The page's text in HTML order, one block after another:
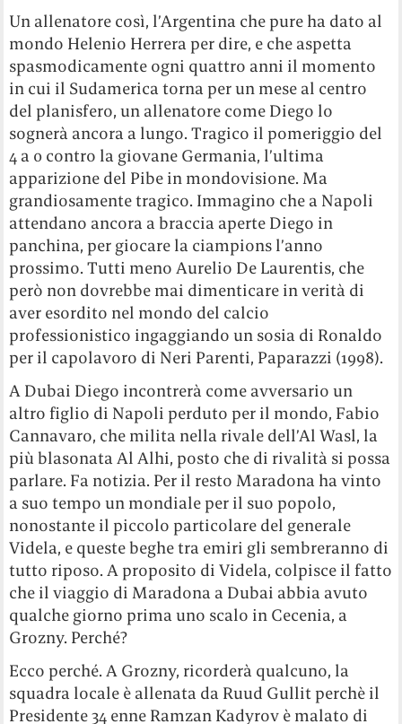
Un allenatore così, l’Argentina che pure ha dato al
mondo Helenio Herrera per dire, e che aspetta
spasmodicamente ogni quattro anni il momento
in cui il Sudamerica torna per un mese al centro
del planisfero, un allenatore come Diego lo
sognerà ancora a lungo. Tragico il pomeriggio del
4 a 0 contro la giovane Germania, l’ultima
apparizione del Pibe in mondovisione. Ma
grandiosamente tragico. Immagino che a Napoli
attendano ancora a braccia aperte Diego in
panchina, per giocare la ciampions l’anno
prossimo. Tutti meno Aurelio De Laurentis, che
però non dovrebbe mai dimenticare in verità di
aver esordito nel mondo del calcio
professionistico ingaggiando un sosia di Ronaldo
per il capolavoro di Neri Parenti, Paparazzi (1998).
A Dubai Diego incontrerà come avversario un
altro figlio di Napoli perduto per il mondo, Fabio
Cannavaro, che milita nella rivale dell’Al Wasl, la
più blasonata Al Alhi, posto che di rivalità si possa
parlare. Fa notizia. Per il resto Maradona ha vinto
a suo tempo un mondiale per il suo popolo,
nonostante il piccolo particolare del generale
Videla, e queste beghe tra emiri gli sembreranno di
tutto riposo. A proposito di Videla, colpisce il fatto
che il viaggio di Maradona a Dubai abbia avuto
qualche giorno prima uno scalo in Cecenia, a
Grozny. Perché?
Ecco perché. A Grozny, ricorderà qualcuno, la
squadra locale è allenata da Ruud Gullit perchè il
Presidente 34 enne Ramzan Kadyrov è malato di